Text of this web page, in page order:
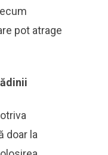
pot atrage
doar la